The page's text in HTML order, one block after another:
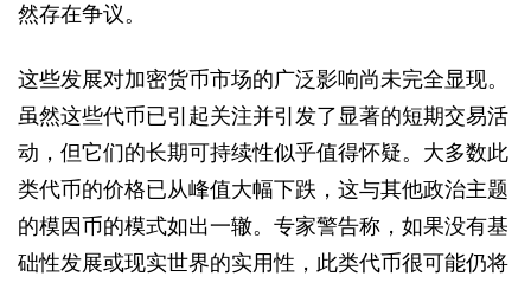
然存在争议。
这些发展对加密货币市场的广泛影响尚未完全显现。
虽然这些代币已引起关注并引发了显著的短期交易活
动，但它们的长期可持续性似乎值得怀疑。大多数此
类代币的价格已从峰值大幅下跌，这与其他政治主题
的模因币的模式如出一辙。专家警告称，如果没有基
础性发展或现实世界的实用性，此类代币很可能仍将